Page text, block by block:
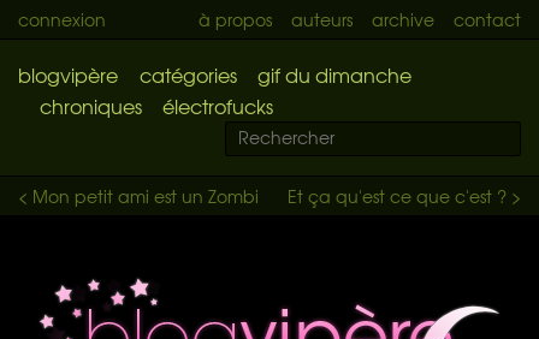
connexion à propos auteurs archive contact
blogvipère catégories
gif du dimanche
chroniques
électrofucks
Et ça qu'est ce que c'est ? >
< Mon petit ami est un Zombi